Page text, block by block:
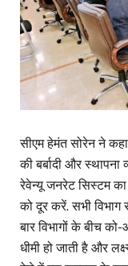
सीएम हेमंत सोरेन ने
की बर्बादी और
रेवेन्यू जनरेट सिस्टम
को दूर करें. सभी
बार विभागों के बीच
धीमी हो जाती है और